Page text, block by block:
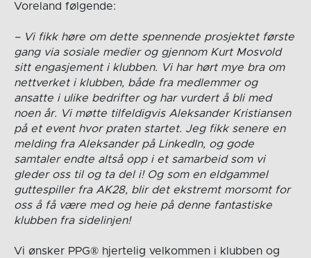
Voreland følgende:
– Vi fikk høre om dette spennende prosjektet første
gang via sosiale medier og gjennom Kurt Mosvold
sitt engasjement i klubben. Vi har hørt mye bra om
nettverket i klubben, både fra medlemmer og
ansatte i ulike bedrifter og har vurdert å bli med
noen år. Vi møtte tilfeldigvis Aleksander Kristiansen
på et event hvor praten startet. Jeg fikk senere en
melding fra Aleksander på LinkedIn, og gode
samtaler endte altså opp i et samarbeid som vi
gleder oss til og ta del i! Og som en eldgammel
guttespiller fra AK28, blir det ekstremt morsomt for
oss å få være med og heie på denne fantastiske
klubben fra sidelinjen!
Vi ønsker PPG® hjertelig velkommen i klubben og